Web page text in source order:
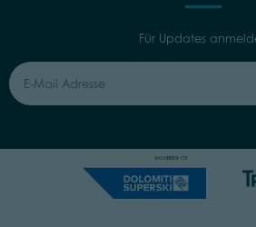
Für Updates